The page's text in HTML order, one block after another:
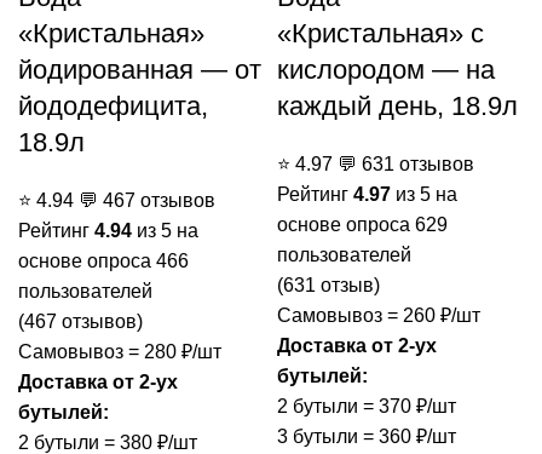
«Кристальная»
йодированная — от
йододефицита,
18.9л
⭐ 4.94 💬 467 отзывов
Рейтинг 4.94 из 5 на
основе опроса 466
пользователей
(467 отзывов)
Самовывоз = 280 ₽/шт
Доставка от 2-ух
бутылей:
2 бутыли = 380 ₽/шт
«Кристальная» с
кислородом — на
каждый день, 18.9л
⭐ 4.97 💬 631 отзывов
Рейтинг 4.97 из 5 на
основе опроса 629
пользователей
(631 отзыв)
Самовывоз = 260 ₽/шт
Доставка от 2-ух
бутылей:
2 бутыли = 370 ₽/шт
3 бутыли = 360 ₽/шт